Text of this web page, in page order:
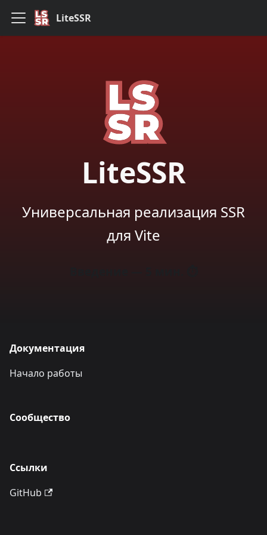
LiteSSR
LiteSSR
Универсальная реализация SSR
для Vite
Документация
Начало работы
Сообщество
Ссылки
GitHub